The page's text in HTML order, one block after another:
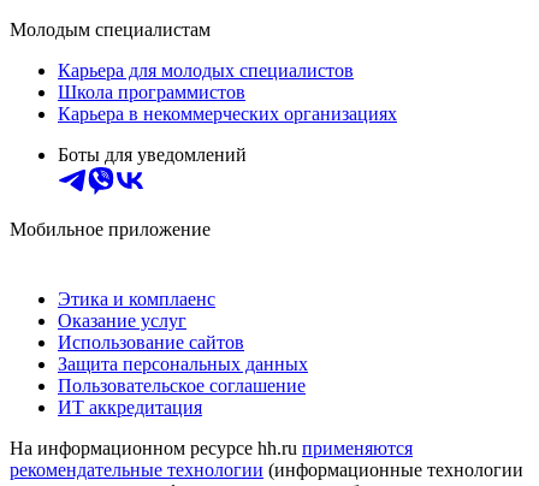
Молодым специалистам
Карьера для молодых специалистов
Школа программистов
Карьера в некоммерческих организациях
Боты для уведомлений
Мобильное приложение
Этика и комплаенс
Оказание услуг
Использование сайтов
Защита персональных данных
Пользовательское соглашение
ИТ аккредитация
На информационном ресурсе hh.ru применяются
рекомендательные технологии (информационные технологии